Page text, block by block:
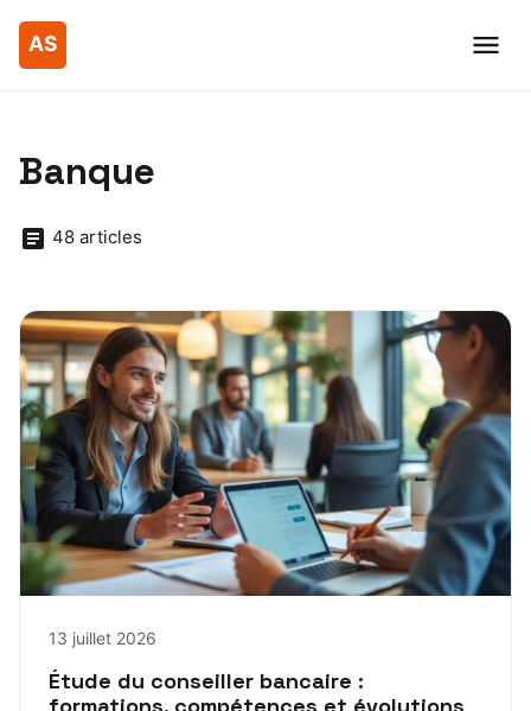
Banque
48 articles
13 juillet 2026
Étude du conseiller bancaire :